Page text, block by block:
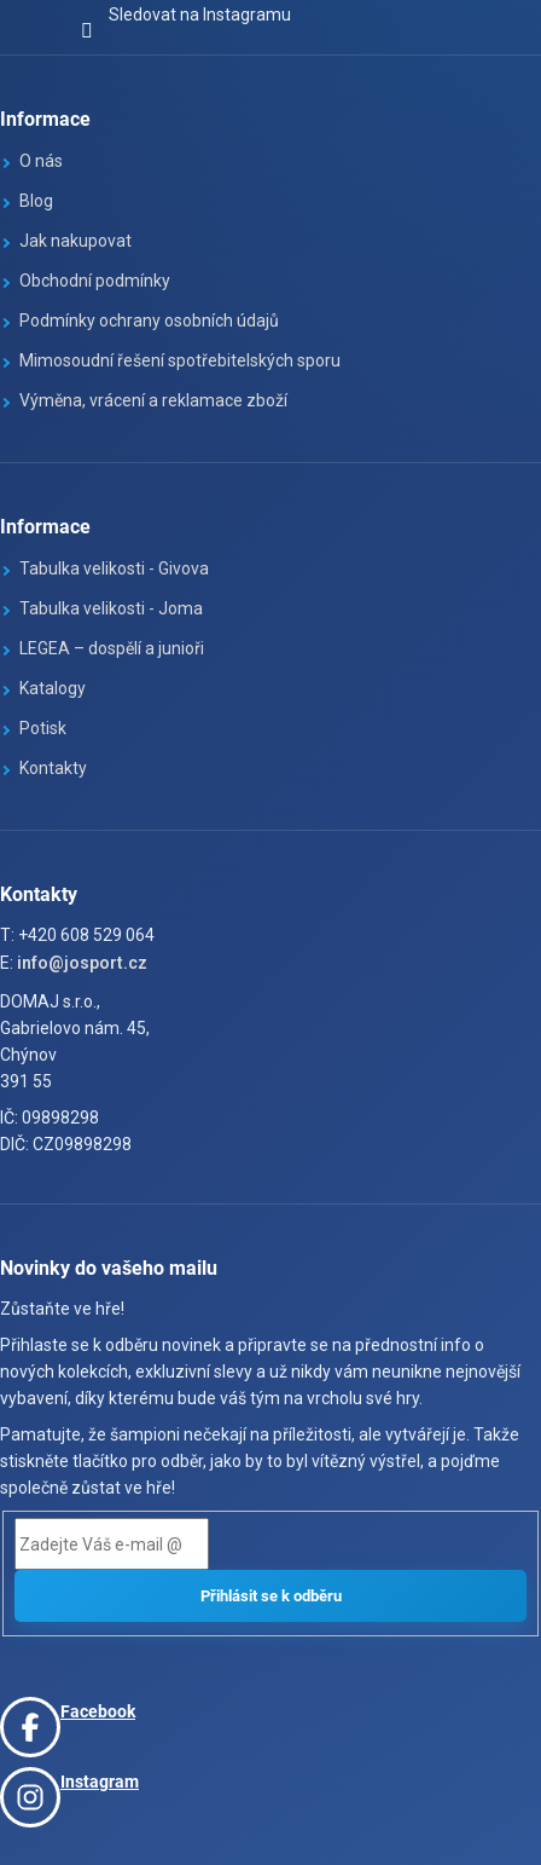
Sledovat na Instagramu
Informace
O nás
Blog
Jak nakupovat
Obchodní podmínky
Podmínky ochrany osobních údajů
Mimosoudní řešení spotřebitelských sporu
Výměna, vrácení a reklamace zboží
Informace
Tabulka velikosti - Givova
Tabulka velikosti - Joma
LEGEA – dospělí a junioři
Katalogy
Potisk
Kontakty
Kontakty
T: +420 608 529 064
E: info@josport.cz
DOMAJ s.r.o.,
Gabrielovo nám. 45,
Chýnov
391 55
IČ: 09898298
DIČ: CZ09898298
Novinky do vašeho mailu
Zůstaňte ve hře!
Přihlaste se k odběru novinek a připravte se na přednostní info o
nových kolekcích, exkluzivní slevy a už nikdy vám neunikne nejnovější
vybavení, díky kterému bude váš tým na vrcholu své hry.
Pamatujte, že šampioni nečekají na příležitosti, ale vytvářejí je. Takže
stiskněte tlačítko pro odběr, jako by to byl vítězný výstřel, a pojďme
společně zůstat ve hře!
Facebook
Instagram